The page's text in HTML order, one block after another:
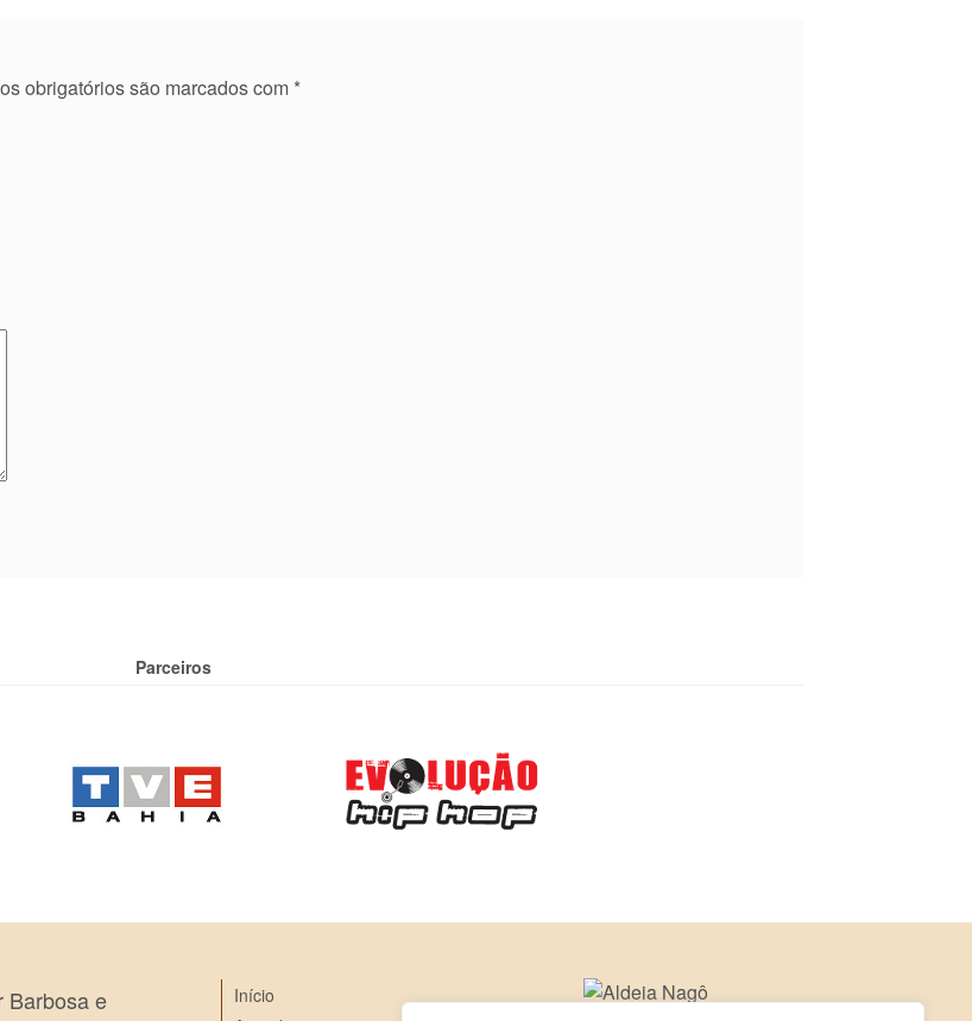
obrigatórios são marcados com *
Parceiros
Barbosa e
Início